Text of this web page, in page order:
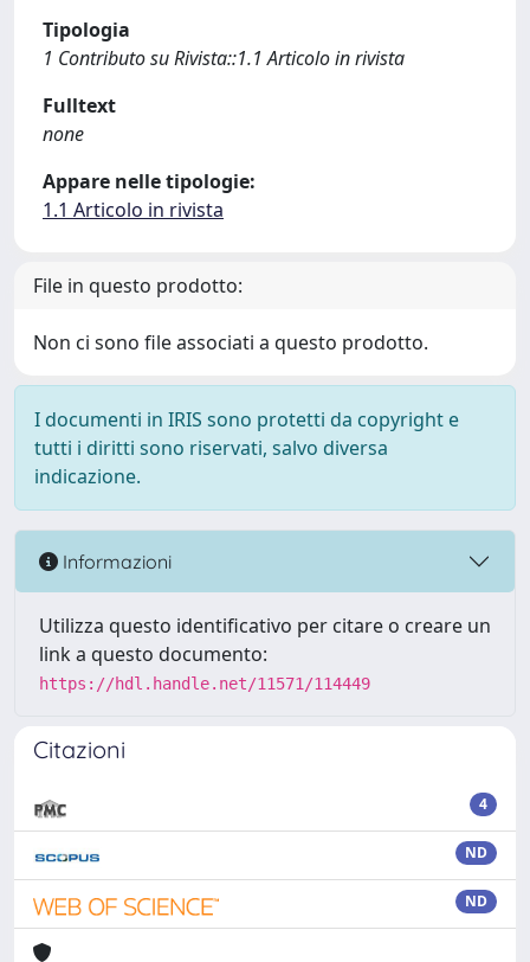
Tipologia
1 Contributo su Rivista::1.1 Articolo in rivista
Fulltext
none
Appare nelle tipologie:
1.1 Articolo in rivista
File in questo prodotto:
Non ci sono file associati a questo prodotto.
I documenti in IRIS sono protetti da copyright e
tutti i diritti sono riservati, salvo diversa
indicazione.
Informazioni
Utilizza questo identificativo per citare o creare un
link a questo documento:
https://hdl.handle.net/11571/114449
Citazioni
4
ND
ND